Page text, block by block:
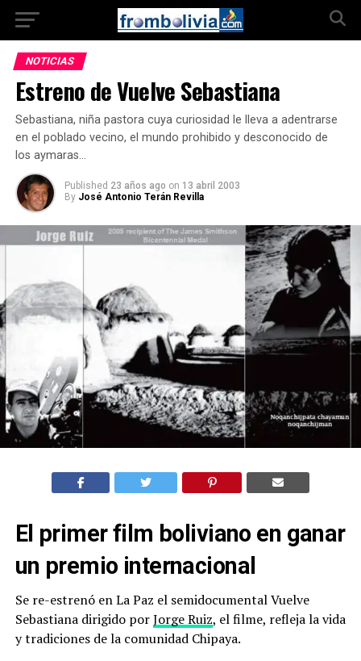
NOTICIAS
Estreno de Vuelve Sebastiana
Sebastiana, niña pastora cuya curiosidad le lleva a adentrarse
en el poblado vecino, el mundo prohibido y desconocido de
los aymaras…
Published 23 años ago on 13 abril 2003
By José Antonio Terán Revilla
El primer film boliviano en ganar
un premio internacional
Se re-estrenó en La Paz el semidocumental Vuelve
Sebastiana dirigido porJorge Ruiz, el filme, refleja la vida
y tradiciones de la comunidad Chipaya.